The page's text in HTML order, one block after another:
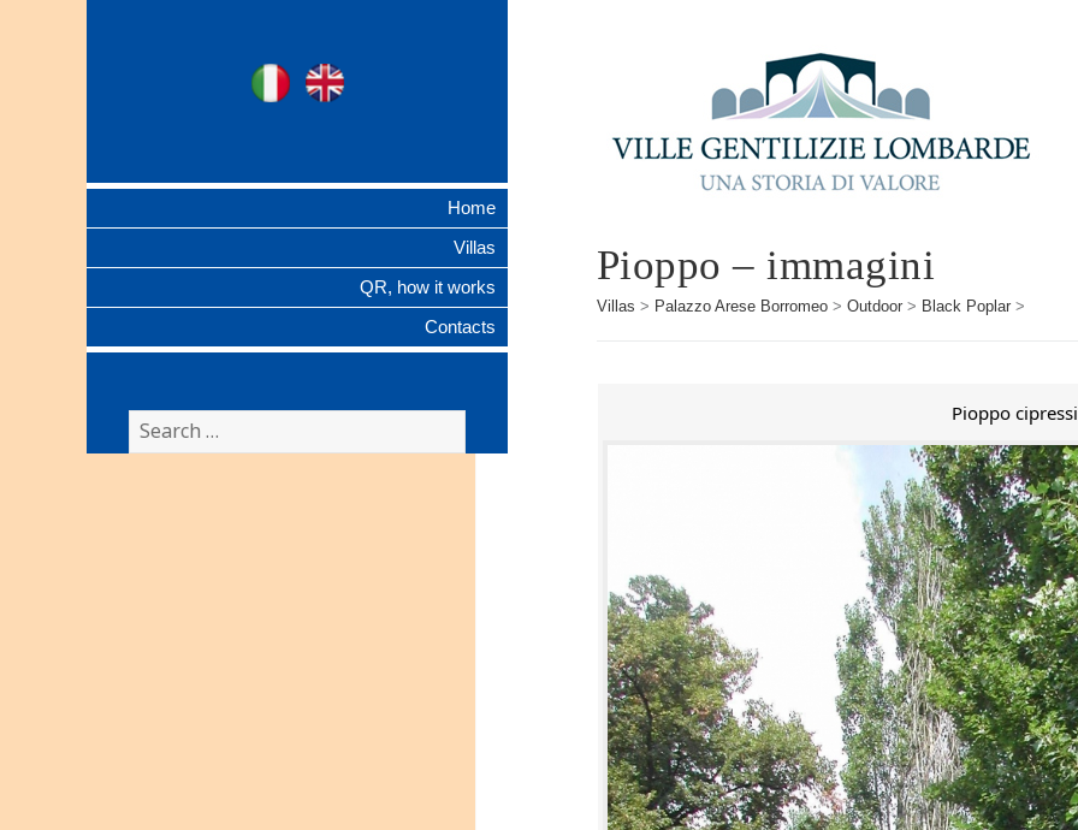
Ville Gentilizie
Ita
Home
Villas
QR, how it works
Contacts
Search
for:
Pioppo – immagini
Villas > Palazzo Arese Borromeo> Outdoor> Black Poplar>
Pioppo